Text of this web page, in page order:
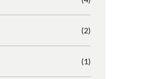
(2)
(1)